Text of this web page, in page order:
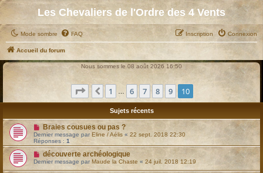
Les Chevaliers de l'Ordre des 4 Vents
Mode sombre FAQ Connexion
Inscription
Accueil du forum
Nous sommes le 08 août 2026 16:50
Page 10 sur 10
Précédent
1 6 7 8 9 10
Sujets récents
Braies cousues ou pas ?
Dernier message par Eline / Aélis « 22 sept. 2018 22:30
Réponses : 1
découverte archéologique
Dernier message par Maude la Chaste « 24 juil. 2018 12:19